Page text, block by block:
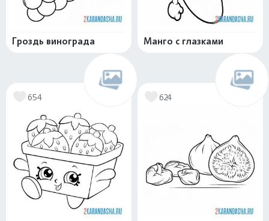
Гроздь винограда Манго с глазками
654 624